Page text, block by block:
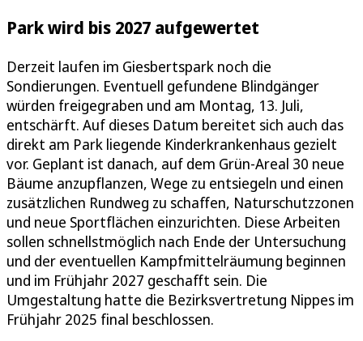
Park wird bis 2027 aufgewertet
Derzeit laufen im Giesbertspark noch die
Sondierungen. Eventuell gefundene Blindgänger
würden freigegraben und am Montag, 13. Juli,
entschärft. Auf dieses Datum bereitet sich auch das
direkt am Park liegende Kinderkrankenhaus gezielt
vor. Geplant ist danach, auf dem Grün-Areal 30 neue
Bäume anzupflanzen, Wege zu entsiegeln und einen
zusätzlichen Rundweg zu schaffen, Naturschutzzonen
und neue Sportflächen einzurichten. Diese Arbeiten
sollen schnellstmöglich nach Ende der Untersuchung
und der eventuellen Kampfmittelräumung beginnen
und im Frühjahr 2027 geschafft sein. Die
Umgestaltung hatte die Bezirksvertretung Nippes im
Frühjahr 2025 final beschlossen.